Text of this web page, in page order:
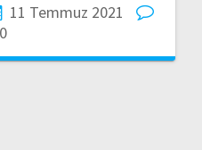
11 Temmuz 2021
0